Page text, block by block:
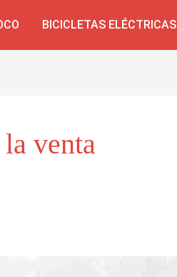
BICICLETAS ELÉCTRICAS
venta